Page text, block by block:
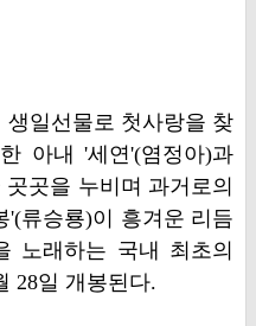
일선물로 첫사랑을 찾
아내 '세연'(염정아)과
곳을 누비며 과거로의
'(류승룡)이 흥겨운 리듬
노래하는 국내 최초의
28일 개봉된다.